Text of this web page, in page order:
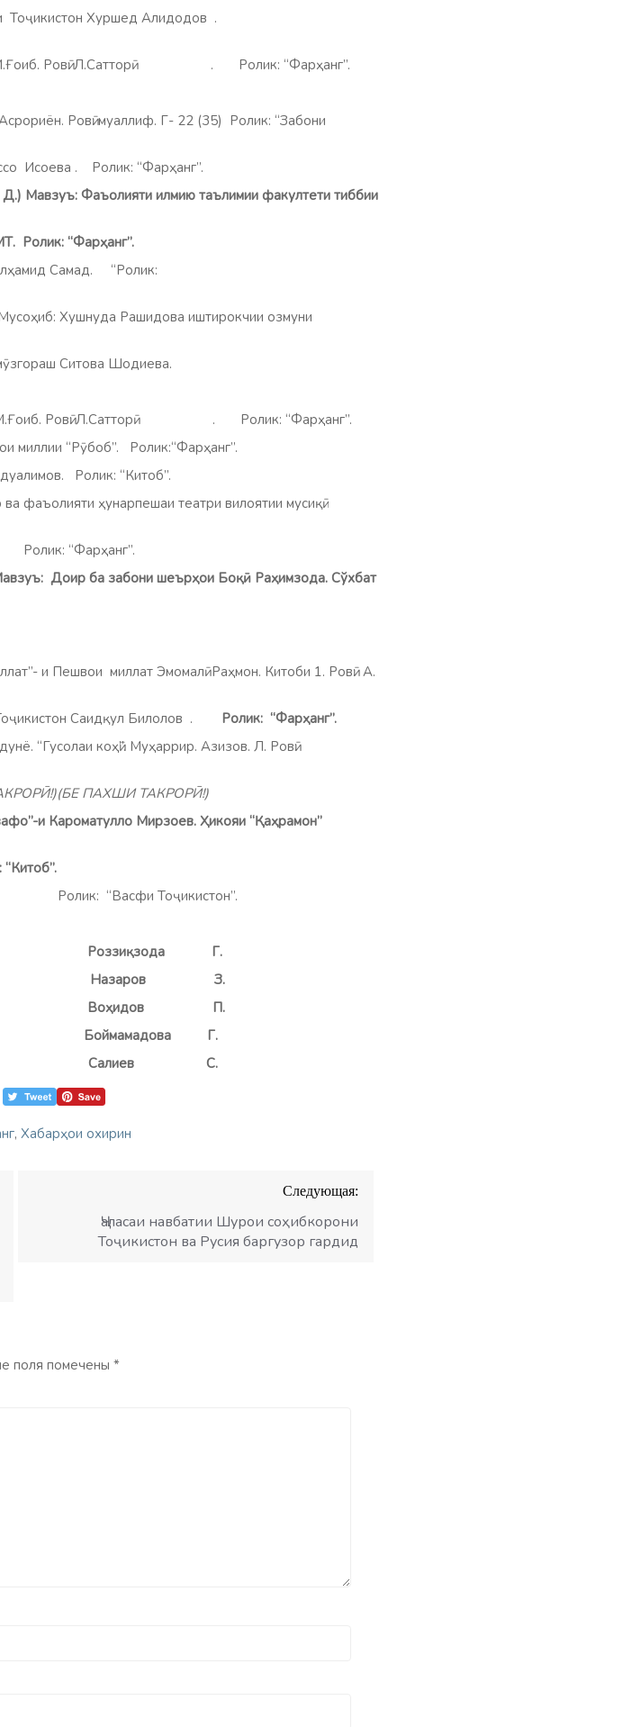
Тоҷикистон Хуршед Алидодов .
и М.Ғоиб. Ровӣ: Л.Сатторӣ . Ролик: “Фарҳанг”.
Ровӣ: муаллиф. Г- 22 (35) Ролик: “Забони
Исоева . Ролик: “Фарҳанг”.
Мавзуъ: Фаъолияти илмию таълимии факултети тиббии
“Фарҳанг”.
Самад. “Ролик:
Хушнуда Рашидова иштирокчии озмуни
омӯзгораш Ситова Шодиева.
М.Ғоиб. Ровӣ: Л.Сатторӣ . Ролик: “Фарҳанг”.
миллии “Рӯбоб”. Ролик:“Фарҳанг”.
Ролик: “Китоб”.
ҳунарпешаи театри вилоятии мусиқӣ
“Фарҳанг”.
Доир ба забони шеърҳои Боқӣ Раҳимзода. Сўхбат
и Пешвои миллат Эмомалӣ Раҳмон. Китоби 1. Ровӣ: А.
Саидқул Билолов . Ролик: “Фарҳанг”.
“Гусолаи коҳӣ”. Муҳаррир. Азизов. Л. Ровӣ:
ПАХШИ ТАКРОРӢ!)
и Кароматулло Мирзоев. Ҳикояи “Қаҳрамон”
Ролик: “Васфи Тоҷикистон”.
Г.
З.
П.
Г.
С.
, Хабарҳои охирин
Следующая:
Ҷаласаи навбатии Шурои соҳибкорони
Тоҷикистон ва Русия баргузор гардид
поля помечены *